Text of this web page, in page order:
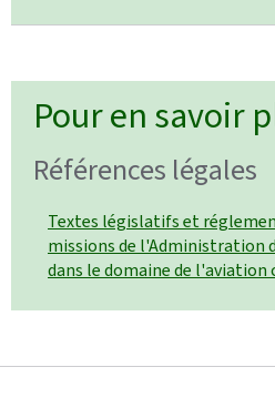
Pour en savoir
Références légales
Textes législatifs et
missions de l'Administration
dans le domaine de l'aviation